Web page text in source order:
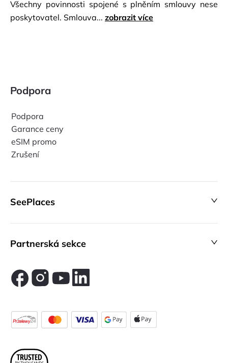
Všechny povinnosti spojené s plněním smlouvy nese
poskytovatel. Smlouva... zobrazit více
Podpora
Podpora
Garance ceny
eSIM promo
Zrušení
SeePlaces
Partnerská sekce